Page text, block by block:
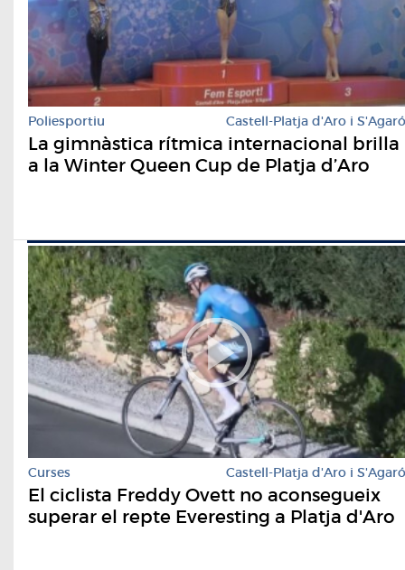
Poliesportiu Castell-Platja d'Aro i S'Agaró
La gimnàstica rítmica internacional brilla
a la Winter Queen Cup de Platja d’Aro
Curses Castell-Platja d'Aro i S'Agaró
El ciclista Freddy Ovett no aconsegueix
superar el repte Everesting a Platja d'Aro